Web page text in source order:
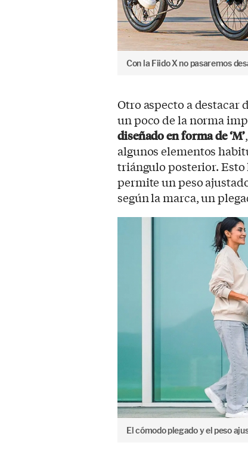
Con la Fiido X no pasaremos
Otro aspecto a destacar
un poco de la norma
diseñado en forma de ‘M’
algunos elementos
triángulo posterior. Esto
permite un peso
según la marca, un
El cómodo plegado y el peso